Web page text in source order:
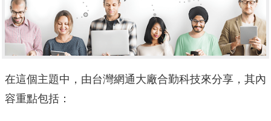
在這個主題中，由台灣網通大廠合勤科技來分享，其內
容重點包括：